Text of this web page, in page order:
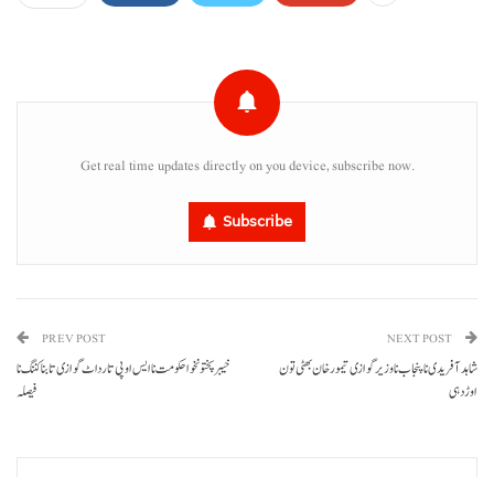
Get real time updates directly on you device, subscribe now.
Subscribe
PREV POST
خیبرپختونخوا حکومت نا ایس او پی تا رداٹ گوازی تا بنا کننگ نا
فیصلہ
NEXT POST
شاہد آفریدی نا پنجاب نا وزیر گوازی تیمور خان بھٹی تون
اوڑدہی